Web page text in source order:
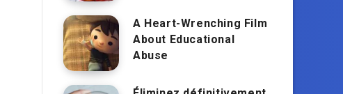
A Heart-Wrenching Film
About Educational
Abuse